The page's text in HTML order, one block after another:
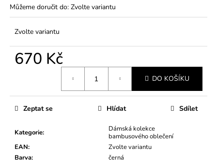
Můžeme doručit do: Zvolte variantu
Zvolte variantu
670 Kč
DO KOŠÍKU
Kategorie:
Dámská kolekce
bambusového oblečení
EAN:
Zvolte variantu
Barva: černá
Zeptat se Hlídat Sdílet